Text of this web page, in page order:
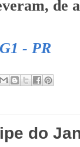
de
G1 - PR
do